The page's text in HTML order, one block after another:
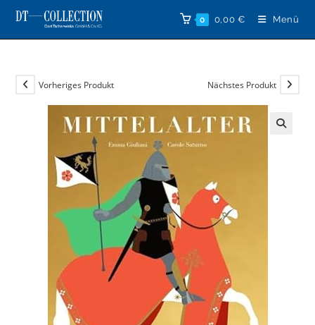
Zum
Inhalt
springen
0 0,00 € Menü
Vorheriges Produkt Nächstes Produkt